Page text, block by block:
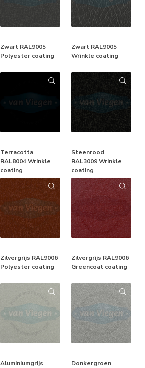
Zwart RAL9005
Polyester coating
Zwart RAL9005
Wrinkle coating
Terracotta
RAL8004 Wrinkle
coating
Steenrood
RAL3009 Wrinkle
coating
Zilvergrijs RAL9006
Polyester coating
Zilvergrijs RAL9006
Greencoat coating
Aluminiumgrijs
Donkergroen